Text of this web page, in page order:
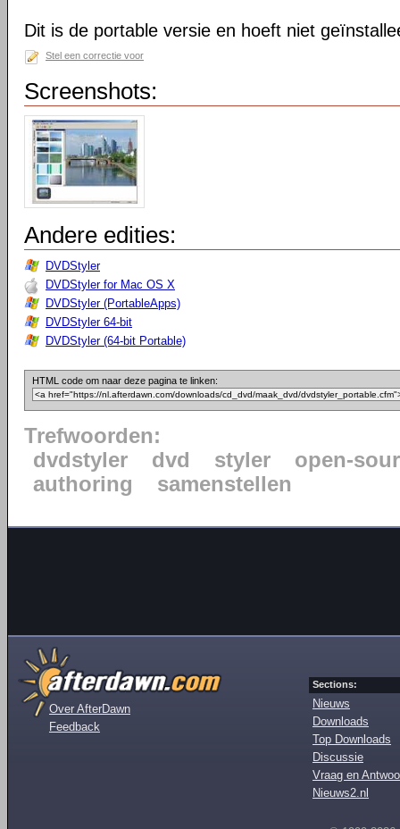
Dit is de portable versie en hoeft niet
Stel een correctie voor
Screenshots:
Andere edities:
DVDStyler
DVDStyler for Mac OS X
DVDStyler (PortableApps)
DVDStyler 64-bit
DVDStyler (64-bit Portable)
HTML code om naar deze pagina te linken:
Trefwoorden:
dvdstyler
dvd styler
open-
authoring
samenstellen
Over AfterDawn
Feedback
Sections:
Nieuws
Downloads
Top Downloads
Discussie
Vraag en
Nieuws2.nl